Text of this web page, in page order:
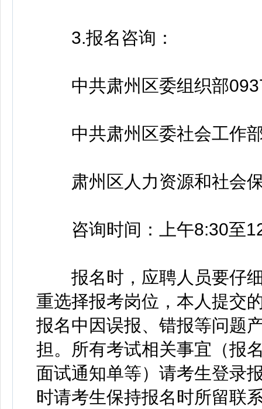
3.报名咨询：
中共肃州区委组织部
中共肃州区委社会工作
肃州区人力资源和社会保
咨询时间：上午8:30至
报名时，应聘人员要仔细
重选择报考岗位，本人提交
报名中因误报、错报等问题
担。所有考试相关事宜（报
面试通知单等）请考生登录
时请考生保持报名时所留联